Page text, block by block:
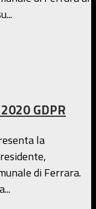
GDPR
la
di Ferrara.